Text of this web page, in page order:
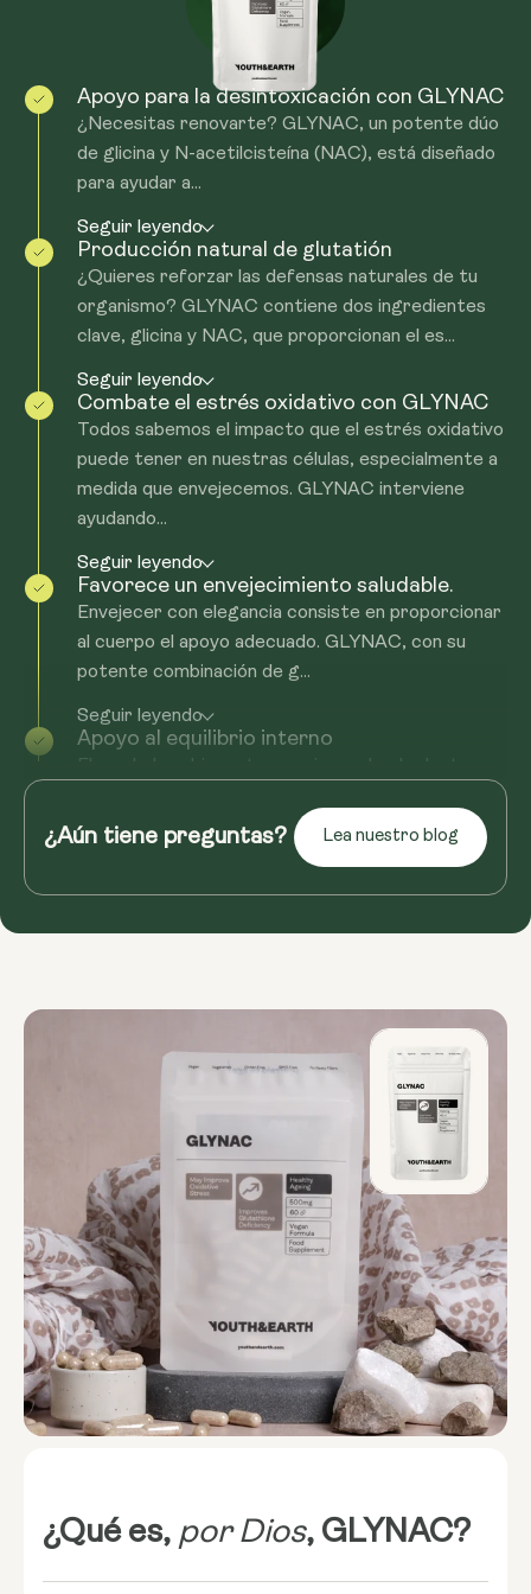
inducción del estrés oxidativo. GLYNAC puede ayudar a
combatir el estrés oxidativo aumentando la producción
de glutatión, un potente antioxidante. El glutatión
neutraliza los radicales libres, reduciendo el estrés
oxidativo y protegiendo las células de posibles daños. Al
aportar los aminoácidos esenciales glicina y NAC,
GLYNAC refuerza este sistema de defensa natural,
favoreciendo una función celular más sana y un equilibrio
general.
antioxidante. Este impulso puede ayudar a mantener la
salud celular y el equilibrio, manteniendo los procesos de
su cuerpo funcionando en su mejor momento.
proporciona precursores que pueden favorecer la
producción de glutatión en el organismo. Por lo tanto,
puede elegir uno u otro, ya que no es necesario tomar
ambos. Si tiene alguna pregunta, póngase en contacto
con nosotros en support@youthandearth.com y
estaremos encantados de ayudarle.
Apoyo para la desintoxicación con GLYNAC
¿Necesitas renovarte? GLYNAC, un potente dúo
de glicina y N-acetilcisteína (NAC), está diseñado
para ayudar a...
Seguir leyendo
Producción natural de glutatión
¿Quieres reforzar las defensas naturales de tu
organismo? GLYNAC contiene dos ingredientes
clave, glicina y NAC, que proporcionan el es...
Seguir leyendo
Combate el estrés oxidativo con GLYNAC
Todos sabemos el impacto que el estrés oxidativo
puede tener en nuestras células, especialmente a
medida que envejecemos. GLYNAC interviene
ayudando...
Seguir leyendo
Favorece un envejecimiento saludable.
Envejecer con elegancia consiste en proporcionar
al cuerpo el apoyo adecuado. GLYNAC, con su
potente combinación de g...
Seguir leyendo
Apoyo al equilibrio interno
El verdadero bienestar comienza desde dentro, y
GLYNAC está diseñado para ayudarte a encontrar
ese equilibrio interno. Al favorecer la glutatión...
¿Aún tiene preguntas? Lea nuestro blog
¿Qué es, por Dios, GLYNAC?